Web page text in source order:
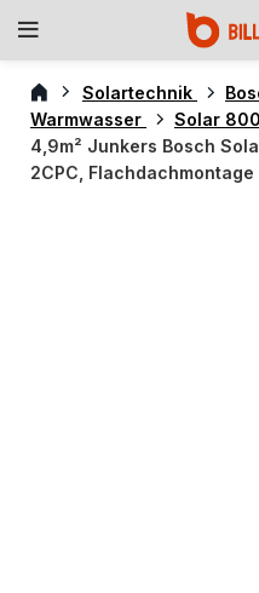
Solartechnik
Warmwasser
Solar
4,9m² Junkers Bosch
2CPC, Flachdachmontage